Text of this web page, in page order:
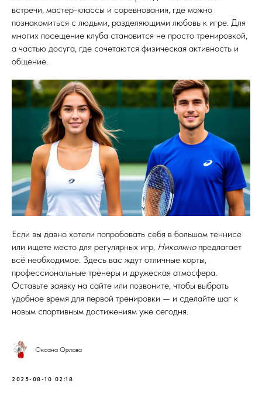
встречи, мастер-классы и соревнования, где можно
познакомиться с людьми, разделяющими любовь к игре. Для
многих посещение клуба становится не просто тренировкой,
а частью досуга, где сочетаются физическая активность и
общение.
Если вы давно хотели попробовать себя в большом теннисе
или ищете место для регулярных игр, Николинопредлагает
всё необходимое. Здесь вас ждут отличные корты,
профессиональные тренеры и дружеская атмосфера.
Оставьте заявку на сайте или позвоните, чтобы выбрать
удобное время для первой тренировки — и сделайте шаг к
новым спортивным достижениям уже сегодня.
Оксана Орлова
2025-08-10 02:18